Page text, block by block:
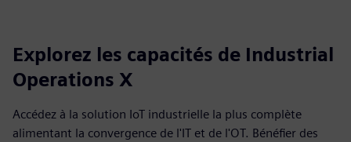
Explorez les capacités de Industrial
Operations X
Accédez à la solution IoT industrielle la plus complète
alimentant la convergence de l'IT et de l'OT. Bénéfier des